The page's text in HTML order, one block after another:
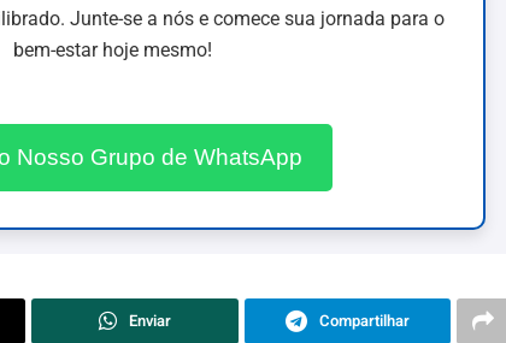
Junte-se a nós e comece sua jornada para o
bem-estar hoje mesmo!
Nosso Grupo de WhatsApp
Enviar Compartilhar